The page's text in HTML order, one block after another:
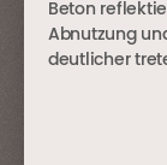
Beton
Abnutzung
deutlicher